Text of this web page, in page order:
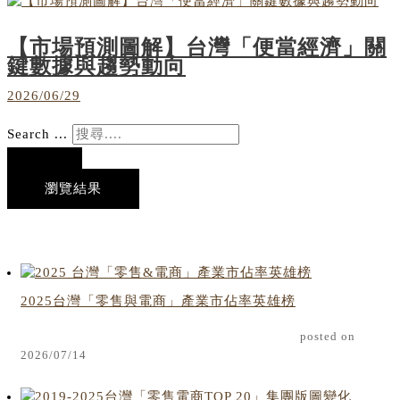
【市場預測圖解】台灣「便當經濟」關
鍵數據與趨勢動向
2026/06/29
Search ...
瀏覽結果
2025台灣「零售與電商」產業市佔率英雄榜
posted on
2026/07/14